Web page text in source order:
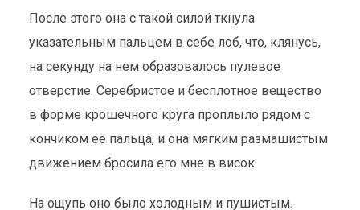
После этого она с такой силой ткнула
указательным пальцем в себе лоб, что, клянусь,
на секунду на нем образовалось пулевое
отверстие. Серебристое и бесплотное вещество
в форме крошечного круга проплыло рядом с
кончиком ее пальца, и она мягким размашистым
движением бросила его мне в висок.
На ощупь оно было холодным и пушистым.